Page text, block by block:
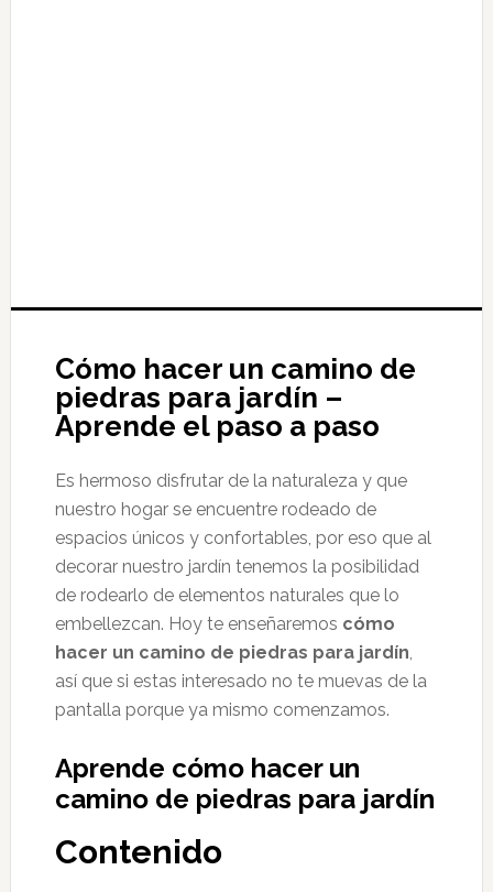
Cómo hacer un camino de
piedras para jardín –
Aprende el paso a paso
Es hermoso disfrutar de la naturaleza y que
nuestro hogar se encuentre rodeado de
espacios únicos y confortables, por eso que al
decorar nuestro jardín tenemos la posibilidad
de rodearlo de elementos naturales que lo
embellezcan. Hoy te enseñaremos cómo
hacer un camino de piedras para jardín,
así que si estas interesado no te muevas de la
pantalla porque ya mismo comenzamos.
Aprende cómo hacer un
camino de piedras para jardín
Contenido